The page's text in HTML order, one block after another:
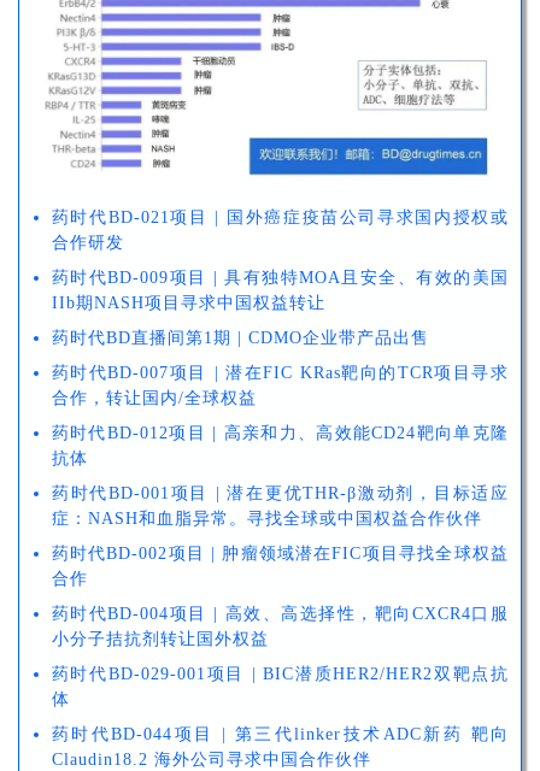
药时代BD-021项目 | 国外癌症疫苗公司寻求国内授权或
合作研发
药时代BD-009项目 | 具有独特MOA且安全、有效的美国
IIb期NASH项目寻求中国权益转让
药时代BD直播间第1期 | CDMO企业带产品出售
药时代BD-007项目 | 潜在FIC KRas靶向的TCR项目寻求
合作，转让国内/全球权益
药时代BD-012项目 | 高亲和力、高效能CD24靶向单克隆
抗体
药时代BD-001项目 | 潜在更优THR-β激动剂，目标适应
症：NASH和血脂异常。寻找全球或中国权益合作伙伴
药时代BD-002项目 | 肿瘤领域潜在FIC项目寻找全球权益
合作
药时代BD-004项目 | 高效、高选择性，靶向CXCR4口服
小分子拮抗剂转让国外权益
药时代BD-029-001项目 | BIC潜质HER2/HER2双靶点抗
体
药时代BD-044项目 | 第三代linker技术ADC新药 靶向
Claudin18.2 海外公司寻求中国合作伙伴